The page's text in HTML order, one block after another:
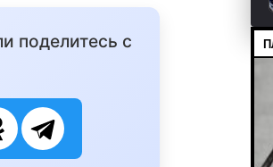
поделитесь с